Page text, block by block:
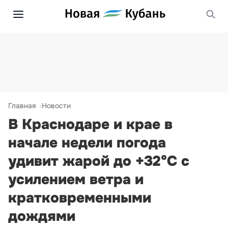
Главная Новости
В Краснодаре и крае в
начале недели погода
удивит жарой до +32°С с
усилением ветра и
кратковременными
дождями